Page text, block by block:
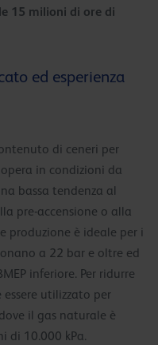
15 milioni di ore di
ed esperienza
di ceneri per
in condizioni da
bassa tendenza al
pre-accensione o alla
produzione è ideale per i
a 22 bar e oltre ed
inferiore. Per ridurre
utilizzato per
il gas naturale è
di 10.000 kPa.